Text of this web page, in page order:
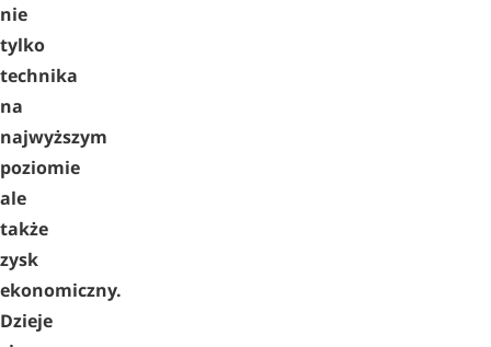
nie
tylko
technika
na
najwyższym
poziomie
ale
także
zysk
ekonomiczny.
Dzieje